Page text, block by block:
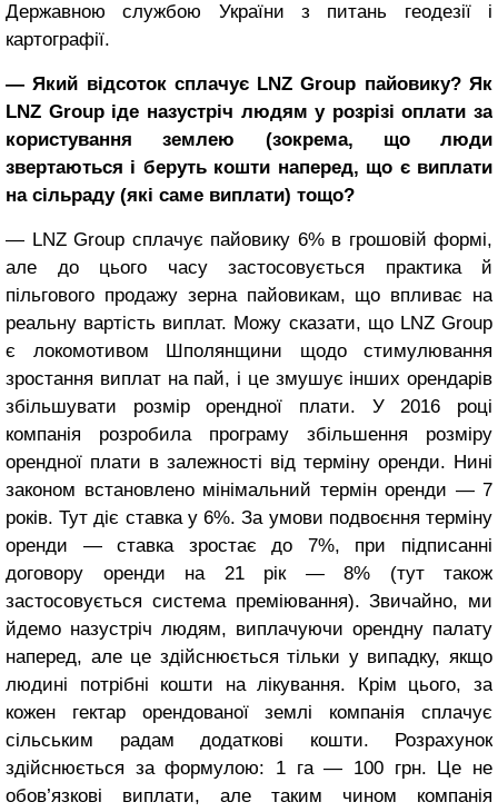
Державною службою України з питань геодезії і
картографії.
— Який відсоток сплачує LNZ Group пайовику? Як
LNZ Group іде назустріч людям у розрізі оплати за
користування землею (зокрема, що люди
звертаються і беруть кошти наперед, що є виплати
на сільраду (які саме виплати) тощо?
— LNZ Group сплачує пайовику 6% в грошовій формі,
але до цього часу застосовується практика й
пільгового продажу зерна пайовикам, що впливає на
реальну вартість виплат. Можу сказати, що LNZ Group
є локомотивом Шполянщини щодо стимулювання
зростання виплат на пай, і це змушує інших орендарів
збільшувати розмір орендної плати. У 2016 році
компанія розробила програму збільшення розміру
орендної плати в залежності від терміну оренди. Нині
законом встановлено мінімальний термін оренди — 7
років. Тут діє ставка у 6%. За умови подвоєння терміну
оренди — ставка зростає до 7%, при підписанні
договору оренди на 21 рік — 8% (тут також
застосовується система преміювання). Звичайно, ми
йдемо назустріч людям, виплачуючи орендну палату
наперед, але це здійснюється тільки у випадку, якщо
людині потрібні кошти на лікування. Крім цього, за
кожен гектар орендованої землі компанія сплачує
сільським радам додаткові кошти. Розрахунок
здійснюється за формулою: 1 га — 100 грн. Це не
обов’язкові виплати, але таким чином компанія